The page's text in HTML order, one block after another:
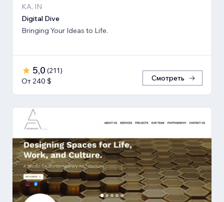
KA, IN
Digital Dive
Bringing Your Ideas to Life.
5,0 (211)
От 240 $
Смотреть